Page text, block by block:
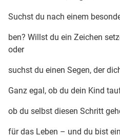
Suchst du nach einem
ben? Willst du ein Zeichen
oder
suchst du einen Segen, der
Ganz egal, ob du dein Kind
ob du selbst diesen Schritt
für das Leben – und du bist